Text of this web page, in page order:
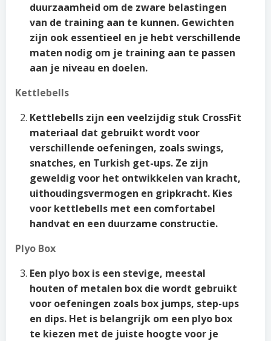
duurzaamheid om de zware belastingen
van de training aan te kunnen. Gewichten
zijn ook essentieel en je hebt verschillende
maten nodig om je training aan te passen
aan je niveau en doelen.
Kettlebells
Kettlebells zijn een veelzijdig stuk CrossFit
materiaal dat gebruikt wordt voor
verschillende oefeningen, zoals swings,
snatches, en Turkish get-ups. Ze zijn
geweldig voor het ontwikkelen van kracht,
uithoudingsvermogen en gripkracht. Kies
voor kettlebells met een comfortabel
handvat en een duurzame constructie.
Plyo Box
Een plyo box is een stevige, meestal
houten of metalen box die wordt gebruikt
voor oefeningen zoals box jumps, step-ups
en dips. Het is belangrijk om een plyo box
te kiezen met de juiste hoogte voor je